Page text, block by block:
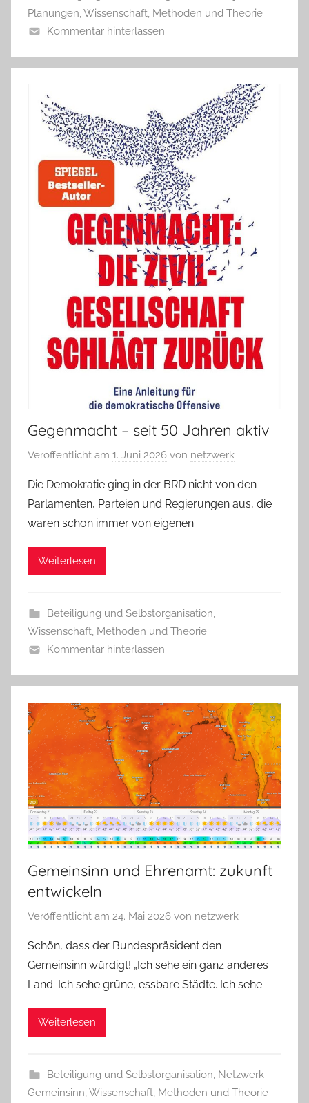
Planungen,Wissenschaft, Methoden und Theorie
Kommentar hinterlassen
Gegenmacht – seit 50 Jahren aktiv
Veröffentlicht am 1. Juni 2026 von netzwerk
Die Demokratie ging in der BRD nicht von den
Parlamenten, Parteien und Regierungen aus, die
waren schon immer von eigenen
Weiterlesen
Beteiligung und Selbstorganisation,
Wissenschaft, Methoden und Theorie
Kommentar hinterlassen
Gemeinsinn und Ehrenamt: zukunft
entwickeln
Veröffentlicht am 24. Mai 2026 von netzwerk
Schön, dass der Bundespräsident den
Gemeinsinn würdigt! „Ich sehe ein ganz anderes
Land. Ich sehe grüne, essbare Städte. Ich sehe
Weiterlesen
Beteiligung und Selbstorganisation, Netzwerk
Gemeinsinn,Wissenschaft, Methoden und Theorie